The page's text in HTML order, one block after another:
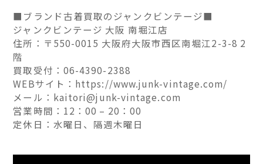
■ブランド古着買取のジャンクビンテージ■
ジャンクビンテージ 大阪 南堀江店
住所：〒550-0015 大阪府大阪市西区南堀江2-3-8 2
階
買取受付：06-4390-2388
WEBサイト：https://www.junk-vintage.com/
メール：kaitori@junk-vintage.com
営業時間：12：00 – 20：00
定休日：水曜日、隔週木曜日